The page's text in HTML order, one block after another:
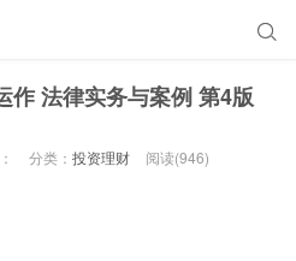

作 法律实务与案例 第4版
分类： 投资理财 阅读(946)